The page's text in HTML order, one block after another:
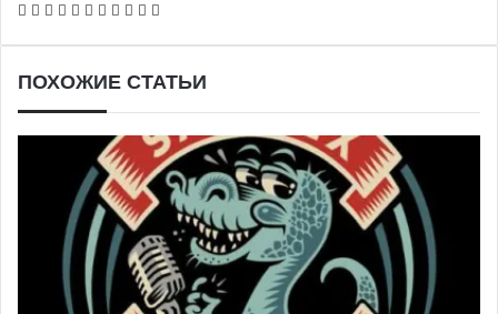
Facebook
X Pinterest
Вконтакте
Одноклассники
Messenger
Messenger
WhatsApp
Telegram
Viber
ПОХОЖИЕ СТАТЬИ